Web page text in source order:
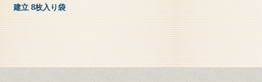
建立 8枚入り袋